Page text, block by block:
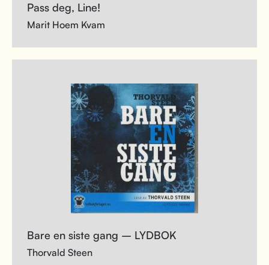
Pass deg, Line!
Marit Hoem Kvam
Bare en siste gang – LYDBOK
Thorvald Steen